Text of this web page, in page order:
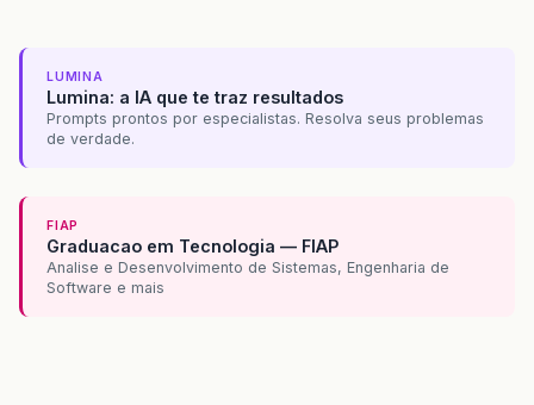
LUMINA
Lumina: a IA que te traz resultados
Prompts prontos por especialistas. Resolva seus problemas
de verdade.
FIAP
Graduacao em Tecnologia — FIAP
Analise e Desenvolvimento de Sistemas, Engenharia de
Software e mais